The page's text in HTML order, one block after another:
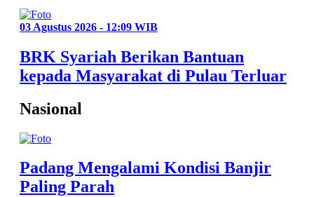
03 Agustus 2026 - 12:09 WIB
BRK Syariah Berikan Bantuan
kepada Masyarakat di Pulau Terluar
Nasional
Padang Mengalami Kondisi Banjir
Paling Parah